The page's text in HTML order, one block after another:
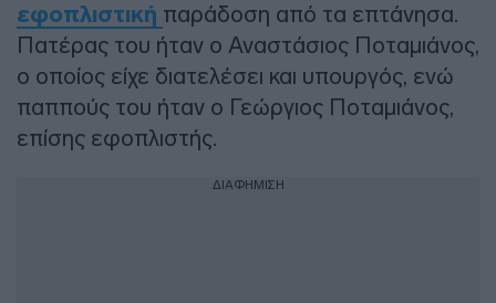
εφοπλιστική παράδοση από τα επτάνησα.
Πατέρας του ήταν ο Αναστάσιος Ποταμιάνος,
ο οποίος είχε διατελέσει και υπουργός, ενώ
παππούς του ήταν ο Γεώργιος Ποταμιάνος,
επίσης εφοπλιστής.
ΔΙΑΦΗΜΙΣΗ